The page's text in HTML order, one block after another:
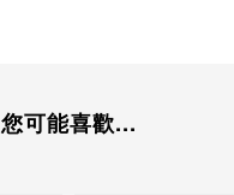
您可能喜歡...